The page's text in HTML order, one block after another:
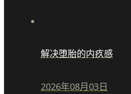
解决堕胎的内疚感
2026年08月03日